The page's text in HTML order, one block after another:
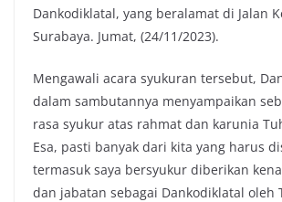
Dankodiklatal, yang beralamat di Jalan
Surabaya. Jumat, (24/11/2023).
Mengawali acara syukuran tersebut,
dalam sambutannya menyampaikan
rasa syukur atas rahmat dan karunia
Esa, pasti banyak dari kita yang harus
termasuk saya bersyukur diberikan
dan jabatan sebagai Dankodiklatal oleh